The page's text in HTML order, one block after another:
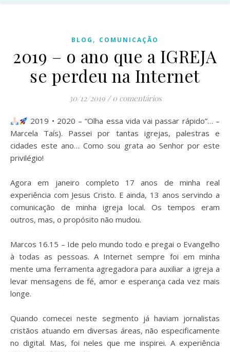
BLOG , COMUNICAÇÃO
2019 – o ano que a IGREJA
se perdeu na Internet
30/12/2019 / 0 comentários
2019 • 2020 – “Olha essa vida vai passar rápido”… –
Marcela Taís). Passei por tantas igrejas, palestras e
cidades este ano… Como sou grata ao Senhor por este
privilégio!
Agora em janeiro completo 17 anos de minha real
experiência com Jesus Cristo. E ainda, 13 anos servindo a
comunicação de minha igreja local. Os tempos eram
outros, mas, o propósito não mudou.
Marcos 16.15 – Ide pelo mundo todo e pregai o Evangelho
à todas as pessoas. A Internet sempre foi em minha
mente uma ferramenta agregadora para auxiliar a igreja a
levar mensagens de fé, amor e esperança cada vez mais
longe.
Quando comecei neste segmento já haviam jornalistas
cristãos atuando em diversas áreas, não especificamente
no digital. Mas, foi neles que me inspirei. A experiência